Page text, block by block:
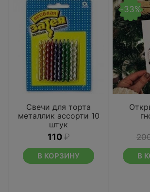
Свечи для торта
металлик ассорти 10
штук
110 ₽
В КОРЗИНУ
-33%
В